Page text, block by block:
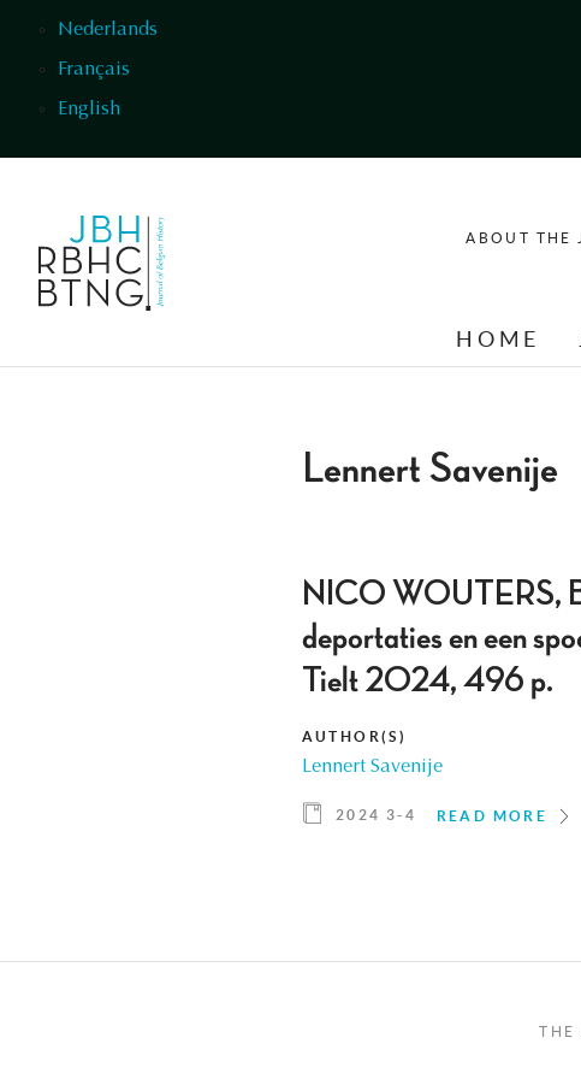
Nederlands
Français
English
ABOUT THE
HOME
Lennert Savenije
NICO WOUTERS,
deportaties en een
Tielt 2024, 496 p.
AUTHOR(S)
Lennert Savenije
2024 3-4 READ MORE
THE